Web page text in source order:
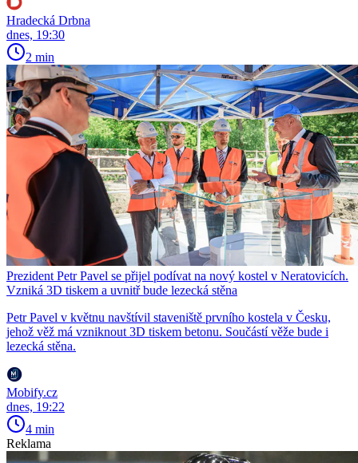
Hradecká Drbna
dnes, 19:30
2 min
Prezident Petr Pavel se přijel podívat na nový kostel v Neratovicích.
Vzniká 3D tiskem a uvnitř bude lezecká stěna
Petr Pavel v květnu navštívil staveniště prvního kostela v Česku,
jehož věž má vzniknout 3D tiskem betonu. Součástí věže bude i
lezecká stěna.
Mobify.cz
dnes, 19:22
4 min
Reklama